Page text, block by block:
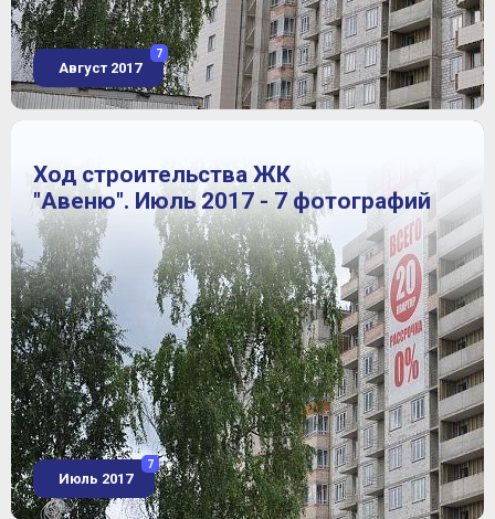
Август 2017
7
Ход строительства ЖК
"Авеню". Июль 2017 - 7 фотографий
Июль 2017
7